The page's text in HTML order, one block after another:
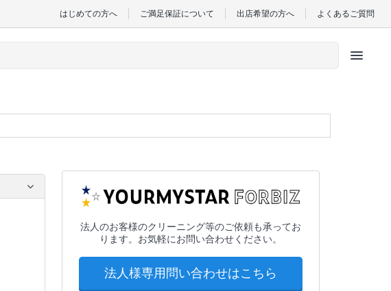
はじめての方へ ご満足保証について 出店希望の方へ よくあるご質問
menu
法人のお客様のクリーニング等のご依頼も承ってお
ります。お気軽にお問い合わせください。
法人様専用問い合わせはこちら